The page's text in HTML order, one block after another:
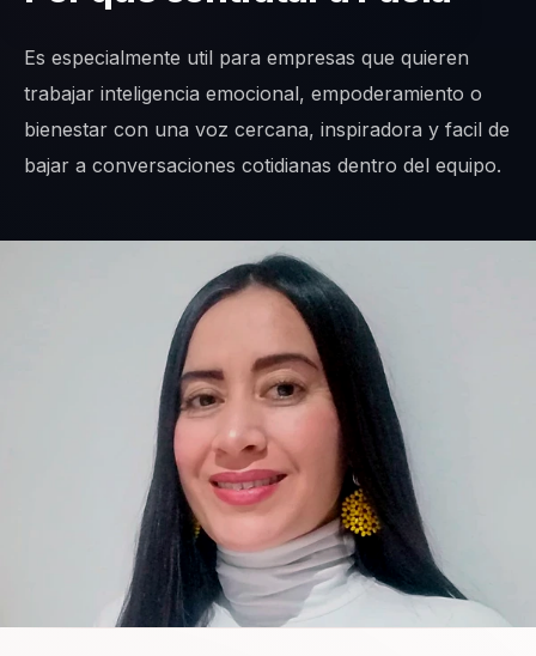
Es especialmente util para empresas que quieren
trabajar inteligencia emocional, empoderamiento o
bienestar con una voz cercana, inspiradora y facil de
bajar a conversaciones cotidianas dentro del equipo.